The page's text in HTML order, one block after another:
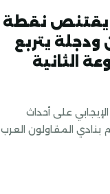
يقتنص نقطة
ودجلة يتربع
الثانية
على أحداث
بنادي المقاولون العرب